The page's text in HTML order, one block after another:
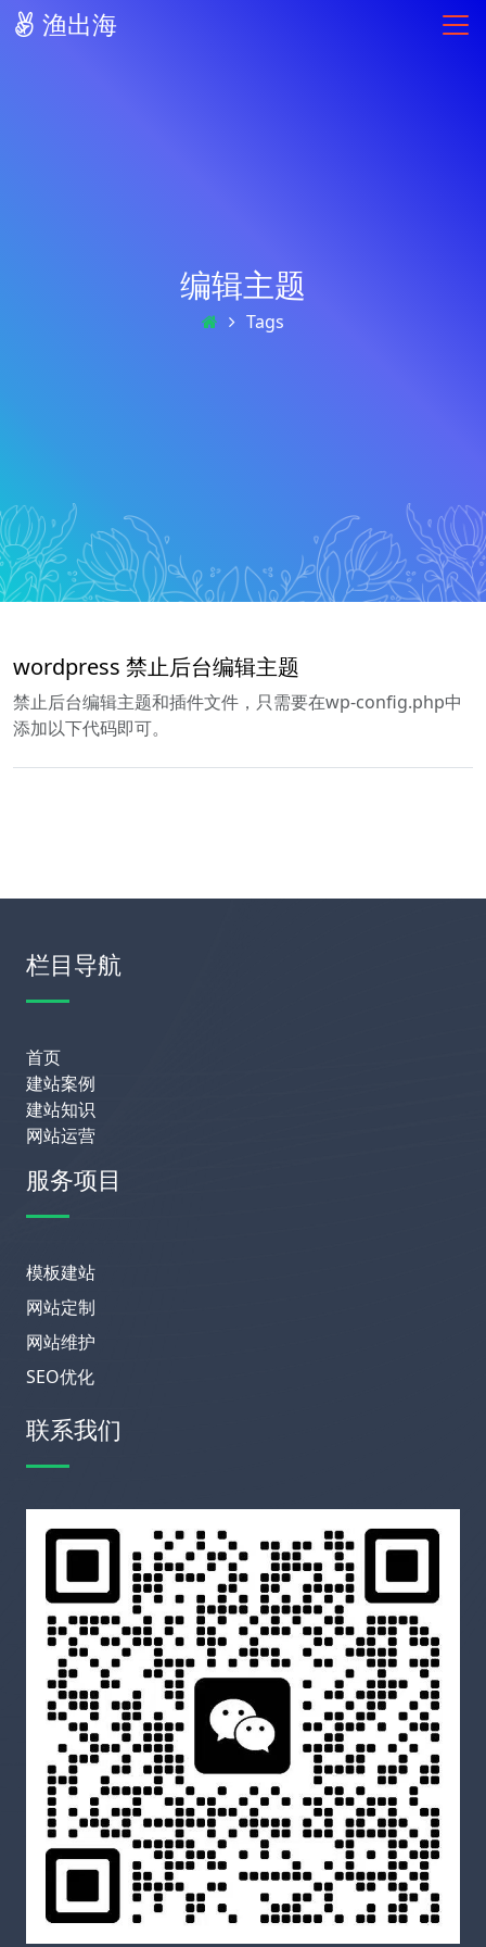
渔出海
编辑主题
Tags
wordpress 禁止后台编辑主题
禁止后台编辑主题和插件文件，只需要在wp-config.php中
添加以下代码即可。
栏目导航
首页
建站案例
建站知识
网站运营
服务项目
模板建站
网站定制
网站维护
SEO优化
联系我们